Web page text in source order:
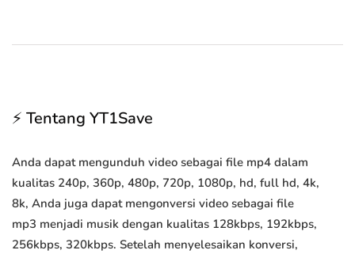
⚡ Tentang YT1Save
Anda dapat mengunduh video sebagai file mp4 dalam
kualitas 240p, 360p, 480p, 720p, 1080p, hd, full hd, 4k,
8k, Anda juga dapat mengonversi video sebagai file
mp3 menjadi musik dengan kualitas 128kbps, 192kbps,
256kbps, 320kbps. Setelah menyelesaikan konversi,